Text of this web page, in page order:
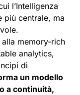
l’Intelligenza
più centrale, ma
alla memory-rich
analytics,
di
un modello
a continuità,